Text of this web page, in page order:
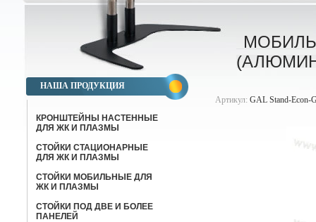
НАША ПРОДУКЦИЯ
КРОНШТЕЙНЫ НАСТЕННЫЕ
ДЛЯ ЖК И ПЛАЗМЫ
СТОЙКИ СТАЦИОНАРНЫЕ
ДЛЯ ЖК И ПЛАЗМЫ
СТОЙКИ МОБИЛЬНЫЕ ДЛЯ
ЖК И ПЛАЗМЫ
СТОЙКИ ПОД ДВЕ И БОЛЕЕ
ПАНЕЛЕЙ
Артикул: GAL Stand-Econ-